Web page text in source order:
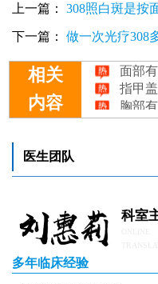
上一篇： 308照白斑是按
下一篇： 做一次光疗308
析
相关
内容
指甲盖那
胸部有
脸上
医生团队
科室
多年临床经验